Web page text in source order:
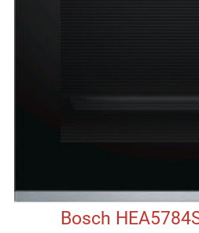
Bosch